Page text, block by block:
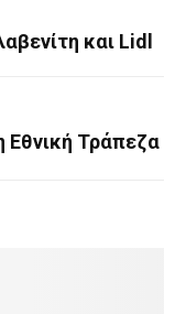
και Lidl
Εθνική Τράπεζα